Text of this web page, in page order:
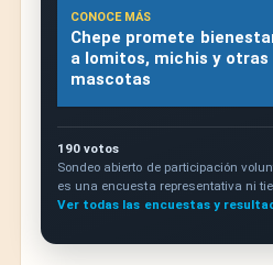
CONOCE MÁS
Chepe promete
a lomitos, michis y otras
mascotas
190 votos
Sondeo abierto de participación
es una encuesta representativa ni
Ver todas las encuestas y